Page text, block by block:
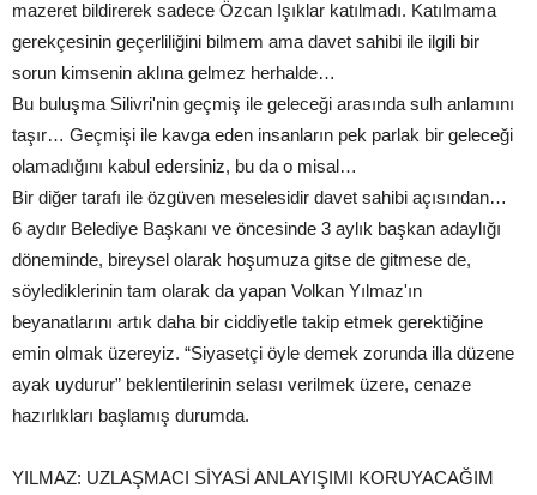
mazeret bildirerek sadece Özcan Işıklar katılmadı. Katılmama
gerekçesinin geçerliliğini bilmem ama davet sahibi ile ilgili bir
sorun kimsenin aklına gelmez herhalde…
Bu buluşma Silivri'nin geçmiş ile geleceği arasında sulh anlamını
taşır… Geçmişi ile kavga eden insanların pek parlak bir geleceği
olamadığını kabul edersiniz, bu da o misal…
Bir diğer tarafı ile özgüven meselesidir davet sahibi açısından…
6 aydır Belediye Başkanı ve öncesinde 3 aylık başkan adaylığı
döneminde, bireysel olarak hoşumuza gitse de gitmese de,
söylediklerinin tam olarak da yapan Volkan Yılmaz'ın
beyanatlarını artık daha bir ciddiyetle takip etmek gerektiğine
emin olmak üzereyiz. “Siyasetçi öyle demek zorunda illa düzene
ayak uydurur” beklentilerinin selası verilmek üzere, cenaze
hazırlıkları başlamış durumda.
YILMAZ: UZLAŞMACI SİYASİ ANLAYIŞIMI KORUYACAĞIM